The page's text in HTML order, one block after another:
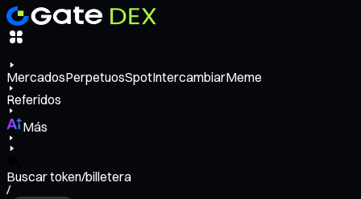
MercadosPerpetuosSpotIntercambiarMeme
Referidos
Más
Buscar token/billetera
/